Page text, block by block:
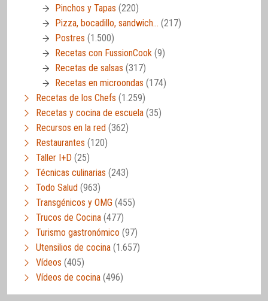
Pinchos y Tapas (220)
Pizza, bocadillo, sandwich… (217)
Postres (1.500)
Recetas con FussionCook (9)
Recetas de salsas (317)
Recetas en microondas (174)
Recetas de los Chefs (1.259)
Recetas y cocina de escuela (35)
Recursos en la red (362)
Restaurantes (120)
Taller I+D (25)
Técnicas culinarias (243)
Todo Salud (963)
Transgénicos y OMG (455)
Trucos de Cocina (477)
Turismo gastronómico (97)
Utensilios de cocina (1.657)
Vídeos (405)
Vídeos de cocina (496)